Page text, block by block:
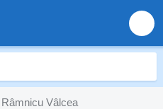
Vâlcea